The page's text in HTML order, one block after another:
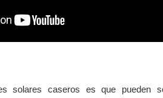
solares caseros es que pueden